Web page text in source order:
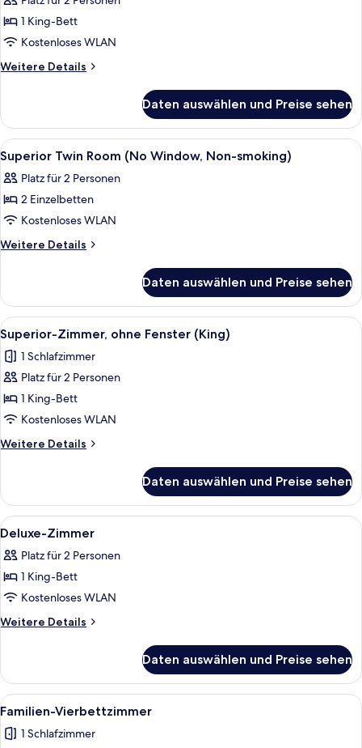
1 King-
Bett
anzeigen
1 King-Bett
Kostenloses WLAN
Weitere Details
Weitere
1 King-
Bett
Daten auswählen und Preise sehen
Alle
Fotos
für
Superior
Twin
Room
Non-
smoking)
anzeigen
Ein Badezimmer mit Waschbecken,
1
Superior Twin Room (No Window, Non-smoking)
Platz für 2 Personen
2 Einzelbetten
Kostenloses WLAN
Weitere Details
Weitere
Twin
Room
(No
Window,
Non-
smoking)
Daten auswählen und Preise sehen
Alle
Fotos
für
Superior-
Zimmer,
ohne
Fenster
(King)
Ein Schlafzimmer mit einem Bett,
6
Superior-Zimmer, ohne Fenster (King)
1 Schlafzimmer
Platz für 2 Personen
1 King-Bett
Kostenloses WLAN
Weitere Details
Weitere
Zimmer,
ohne
Fenster
Daten auswählen und Preise sehen
Alle
Fotos
für
Deluxe-
Zimmer
anzeigen
Ein Hotelzimmer mit Bett,
6
Deluxe-Zimmer
Platz für 2 Personen
1 King-Bett
Kostenloses WLAN
Weitere Details
Weitere
Zimmer
Daten auswählen und Preise sehen
Alle
Fotos
für
Ein modernes Hotelzimmer mit
6
Familien-Vierbettzimmer
1 Schlafzimmer